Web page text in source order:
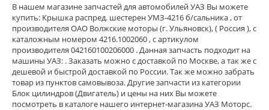
В нашем магазине запчастей для автомобилей УАЗ Вы можете
купить: Крышка распред. шестерен УМЗ-4216 б/сальника , от
производителя ОАО Волжские моторы (г. Ульяновск), ( Россия ), с
каталожным номером 4216.1002060 , с артикулом
производителя 042160100206000 . Данная запчасть подходит на
машины УАЗ: . Заказать можно с доставкой по Москве, а так же с
дешевой и быстрой доставкой по России. Так же можно забрать
товар из пунктов самовывоза. Другие запчасти из категории
Блок цилиндров (Двигатель) и цены на них Вы можете
посмотреть в каталоге нашего интернет-магазина УАЗ Моторс.